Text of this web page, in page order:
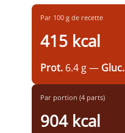
Par 100 g de recette
415 kcal
Prot. 6.4 g — Gluc.
Par portion (4 parts)
904 kcal